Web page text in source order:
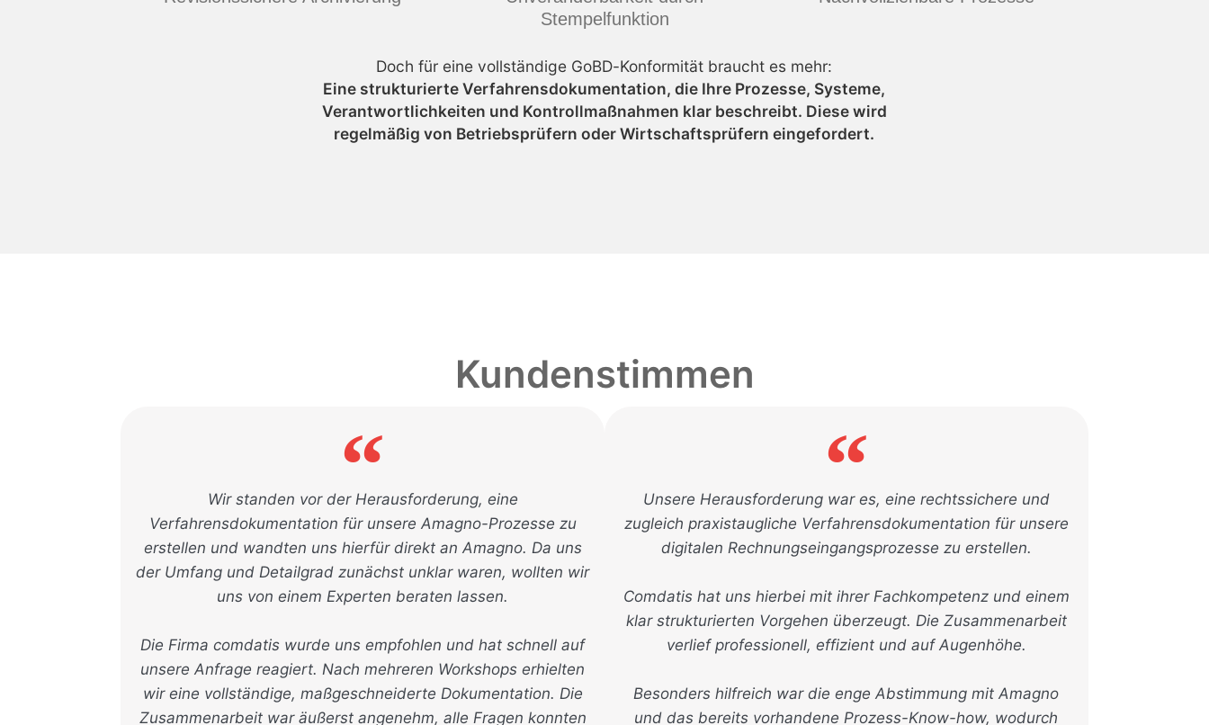
Stempelfunktion
Doch für eine vollständige GoBD-Konformität braucht es mehr:
Eine strukturierte Verfahrensdokumentation, die Ihre Prozesse, Systeme,
Verantwortlichkeiten und Kontrollmaßnahmen klar beschreibt. Diese wird
regelmäßig von Betriebsprüfern oder Wirtschaftsprüfern eingefordert.
Kundenstimmen
Wir standen vor der Herausforderung, eine
Verfahrensdokumentation für unsere Amagno-Prozesse zu
erstellen und wandten uns hierfür direkt an Amagno. Da uns
der Umfang und Detailgrad zunächst unklar waren, wollten wir
uns von einem Experten beraten lassen.
Die Firma comdatis wurde uns empfohlen und hat schnell auf
unsere Anfrage reagiert. Nach mehreren Workshops erhielten
wir eine vollständige, maßgeschneiderte Dokumentation. Die
Zusammenarbeit war äußerst angenehm, alle Fragen konnten
Unsere Herausforderung war es, eine rechtssichere und
zugleich praxistaugliche Verfahrensdokumentation für unsere
digitalen Rechnungseingangsprozesse zu erstellen.
Comdatis hat uns hierbei mit ihrer Fachkompetenz und einem
klar strukturierten Vorgehen überzeugt. Die Zusammenarbeit
verlief professionell, effizient und auf Augenhöhe.
Besonders hilfreich war die enge Abstimmung mit Amagno
und das bereits vorhandene Prozess-Know-how, wodurch